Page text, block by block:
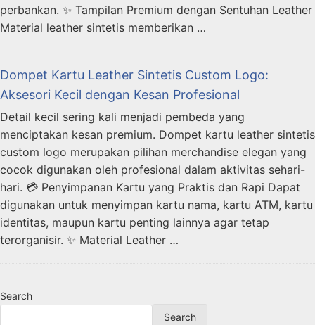
perbankan. ✨ Tampilan Premium dengan Sentuhan Leather
Material leather sintetis memberikan …
Dompet Kartu Leather Sintetis Custom Logo:
Aksesori Kecil dengan Kesan Profesional
Detail kecil sering kali menjadi pembeda yang
menciptakan kesan premium. Dompet kartu leather sintetis
custom logo merupakan pilihan merchandise elegan yang
cocok digunakan oleh profesional dalam aktivitas sehari-
hari. 💳 Penyimpanan Kartu yang Praktis dan Rapi Dapat
digunakan untuk menyimpan kartu nama, kartu ATM, kartu
identitas, maupun kartu penting lainnya agar tetap
terorganisir. ✨ Material Leather …
Search
Search